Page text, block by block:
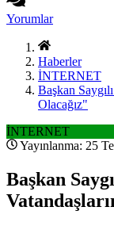
Yorumlar
Haberler
İNTERNET
Başkan
Olacağız"
İNTERNET
Yayınlanma: 25
Başkan